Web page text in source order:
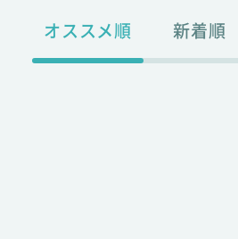
オススメ順 新着順